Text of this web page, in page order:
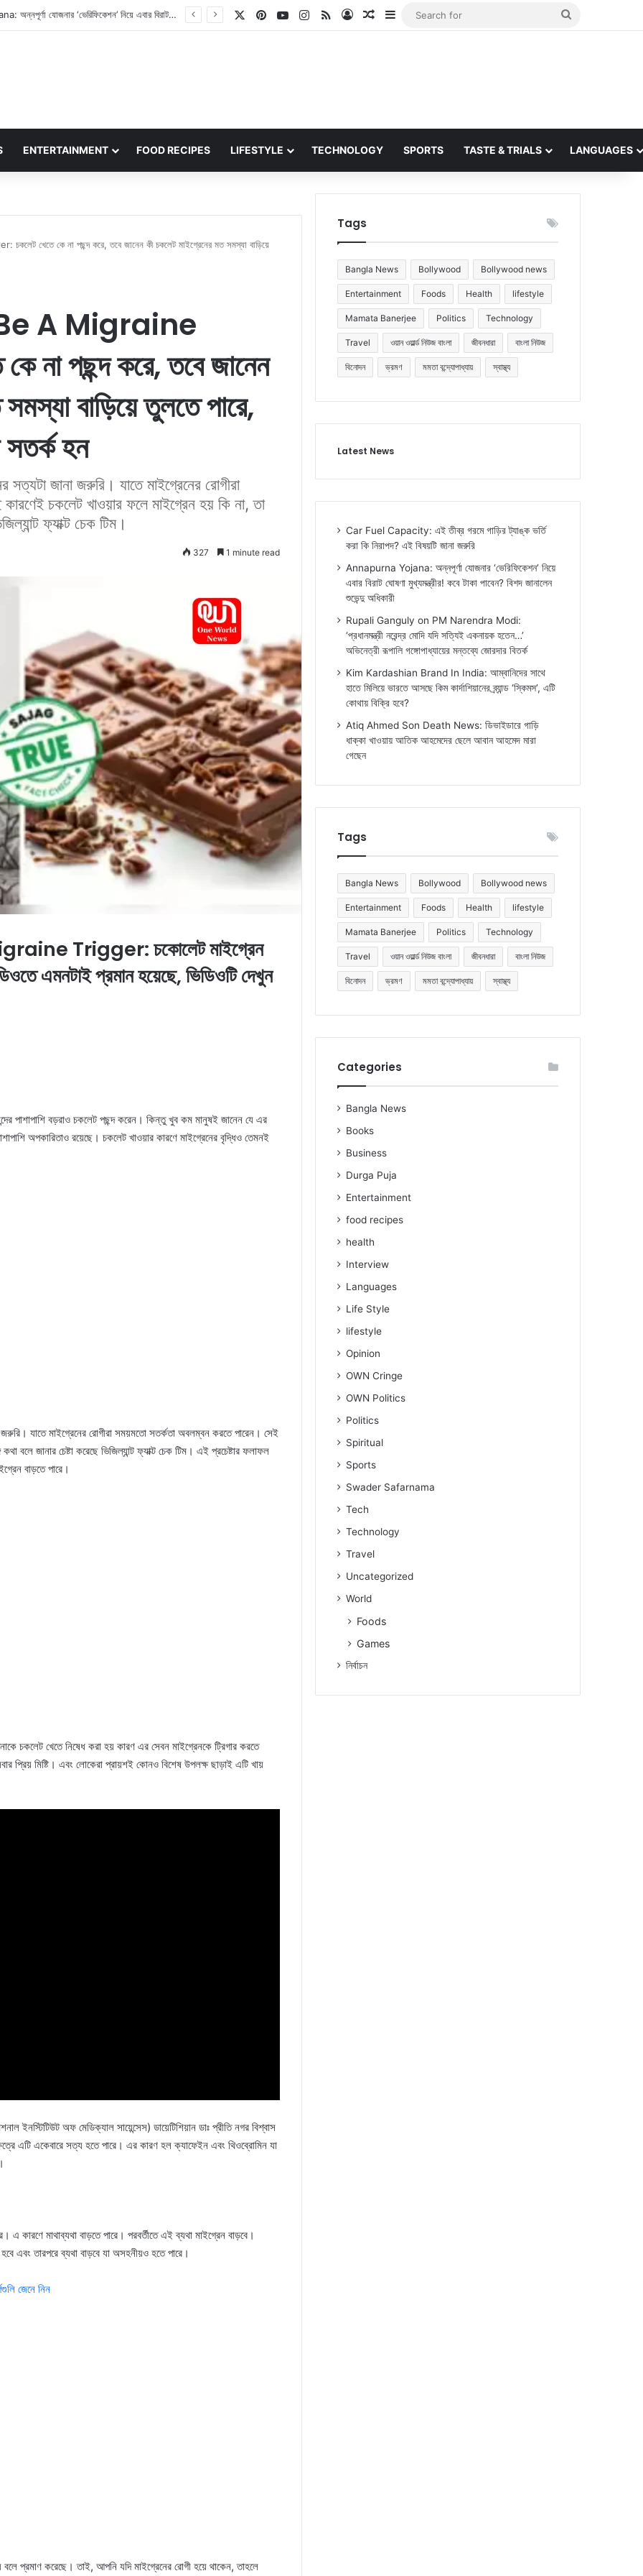
Rupali Ganguly on PM Narendra Modi: ‘প্রধানমন্ত্রী নরেন্দ্র মোদি যদি সত্যিই একনায়ক হতেন…’ অভিনেত্রী রূপালি গঙ্গোপাধ্যায়ের মন্তব্যে জোরদার বিতর্ক PinterestYouTubeInstagram
RSS Log InRandom Article
Sidebar
ENTERTAINMENT FOOD RECIPES LIFESTYLE TECHNOLOGY SPORTS TASTE & TRIALS LANGUAGES
খেতে কে না পছন্দ করে, তবে জানেন কী চকলেট মাইগ্রেনের মত সমস্যা বাড়িয়ে
A Migraine
না পছন্দ করে, তবে জানেন
বাড়িয়ে তুলতে পারে,
সতর্ক হন
জানা জরুরি। যাতে মাইগ্রেনের রোগীরা
চকলেট খাওয়ার ফলে মাইগ্রেন হয় কি না, তা
ফ্যাক্ট চেক টিম।
327 1 minute read
Trigger: চকোলেট মাইগ্রেন
এমনটাই প্রমান হয়েছে, ভিডিওটি দেখুন
পাশাপাশি বড়রাও চকলেট পছন্দ করেন। কিন্তু খুব কম মানুষই জানেন যে এর
অপকারিতাও রয়েছে। চকলেট খাওয়ার কারণে মাইগ্রেনের বৃদ্ধিও তেমনই
যাতে মাইগ্রেনের রোগীরা সময়মতো সতর্কতা অবলম্বন করতে পারেন। সেই
বলে জানার চেষ্টা করেছে ভিজিল্যান্ট ফ্যাক্ট চেক টিম। এই প্রচেষ্টার ফলাফল
বাড়তে পারে।
চকলেট খেতে নিষেধ করা হয় কারণ এর সেবন মাইগ্রেনকে ট্রিগার করতে
প্রিয় মিষ্টি। এবং লোকেরা প্রায়শই কোনও বিশেষ উপলক্ষ ছাড়াই এটি খায়
অফ মেডিক্যাল সায়েন্সেস) ডায়েটিশিয়ান ডাঃ প্রীতি নগর বিশ্বাস
এটি একেবারে সত্য হতে পারে। এর কারণ হল ক্যাফেইন এবং থিওব্রোমিন যা
কারণে মাথাব্যথা বাড়তে পারে। পরবর্তীতে এই ব্যথা মাইগ্রেন বাড়বে।
এবং তারপরে ব্যথা বাড়বে যা অসহনীয়ও হতে পারে।
জেনে নিন
বলে প্রমাণ করেছে। তাই, আপনি যদি মাইগ্রেনের রোগী হয়ে থাকেন, তাহলে
Tags
Bangla News Bollywood Bollywood news
Entertainment Foods Health lifestyle
Mamata Banerjee Politics Technology
Travel ওয়ান ওয়ার্ল্ড নিউজ বাংলা জীবনধারা বাংলা নিউজ
বিনোদন ভ্রমণ মমতা বন্দ্যোপাধ্যায় স্বাস্থ্য
Latest News
Car Fuel Capacity: এই তীব্র গরমে গাড়ির ট্যাঙ্ক ভর্তি
করা কি নিরাপদ? এই বিষয়টি জানা জরুরি
Annapurna Yojana: অন্নপূর্ণা যোজনার ‘ভেরিফিকেশন’ নিয়ে
এবার বিরাট ঘোষণা মুখ্যমন্ত্রীর! কবে টাকা পাবেন? বিশদ জানালেন
শুভেন্দু অধিকারী
Rupali Ganguly on PM Narendra Modi:
‘প্রধানমন্ত্রী নরেন্দ্র মোদি যদি সত্যিই একনায়ক হতেন…’
অভিনেত্রী রূপালি গঙ্গোপাধ্যায়ের মন্তব্যে জোরদার বিতর্ক
Kim Kardashian Brand In India: আম্বানিদের সাথে
হাতে মিলিয়ে ভারতে আসছে কিম কার্দাশিয়ানের ব্র্যান্ড ‘স্কিমস’, এটি
কোথায় বিক্রি হবে?
Atiq Ahmed Son Death News: ডিভাইডারে গাড়ি
ধাক্কা খাওয়ায় আতিক আহমেদের ছেলে আবান আহমেদ মারা
গেছেন
Tags
Bangla News Bollywood Bollywood news
Entertainment Foods Health lifestyle
Mamata Banerjee Politics Technology
Travel ওয়ান ওয়ার্ল্ড নিউজ বাংলা জীবনধারা বাংলা নিউজ
বিনোদন ভ্রমণ মমতা বন্দ্যোপাধ্যায় স্বাস্থ্য
Categories
Bangla News
Books
Business
Durga Puja
Entertainment
food recipes
health
Interview
Languages
Life Style
lifestyle
Opinion
OWN Cringe
OWN Politics
Politics
Spiritual
Sports
Swader Safarnama
Tech
Technology
Travel
Uncategorized
World
Foods
Games
নিৰ্বাচন